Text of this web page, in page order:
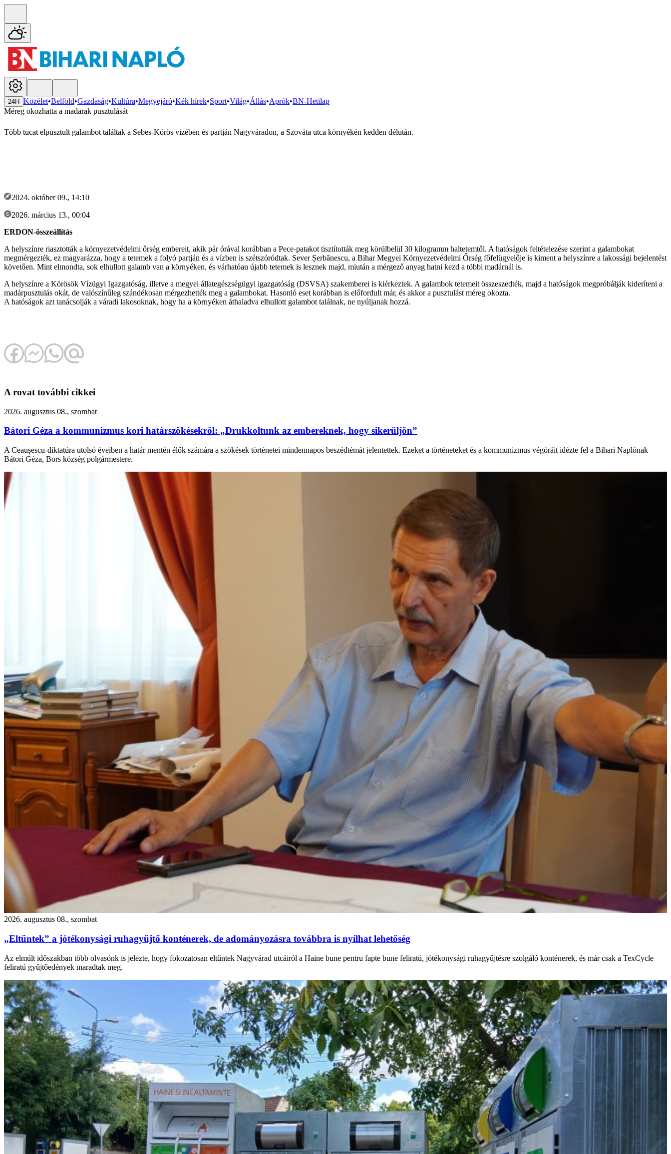
24H Közélet•Belföld•Gazdaság•Kultúra•Megyejáró•Kék hírek•Sport•Világ•Állás•Aprók•BN-Hetilap
Méreg okozhatta a madarak pusztulását
Több tucat elpusztult galambot találtak a Sebes-Körös vizében és partján Nagyváradon, a Szováta utca környékén kedden délután.
2024. október 09., 14:10
2026. március 13., 00:04
ERDON-összeállítás
A helyszínre riasztották a környezetvédelmi őrség embereit, akik pár órával korábban a Pece-patakot tisztították meg körülbelül 30 kilogramm haltetemtől. A hatóságok feltételezése szerint a galambokat
megmérgezték, ez magyarázza, hogy a tetemek a folyó partján és a vízben is szétszóródtak. Sever Șerbănescu, a Bihar Megyei Környezetvédelmi Őrség főfelügyelője is kiment a helyszínre a lakossági bejelentést
követően. Mint elmondta, sok elhullott galamb van a környéken, és várhatóan újabb tetemek is lesznek majd, miután a mérgező anyag hatni kezd a többi madárnál is.
A helyszínre a Körösök Vízügyi Igazgatóság, illetve a megyei állategészségügyi igazgatóság (DSVSA) szakemberei is kiérkeztek. A galambok tetemeit összeszedték, majd a hatóságok megpróbálják kideríteni a
madárpusztulás okát, de valószínűleg szándékosan mérgezhették meg a galambokat. Hasonló eset korábban is előfordult már, és akkor a pusztulást méreg okozta.
A hatóságok azt tanácsolják a váradi lakosoknak, hogy ha a környéken áthaladva elhullott galambot találnak, ne nyúljanak hozzá.
A rovat további cikkei
2026. augusztus 08., szombat
Bátori Géza a kommunizmus kori határszökésekről: „Drukkoltunk az embereknek, hogy sikerüljön”
A Ceaușescu-diktatúra utolsó éveiben a határ mentén élők számára a szökések történetei mindennapos beszédtémát jelentettek. Ezeket a történeteket és a kommunizmus végóráit idézte fel a Bihari Naplónak
Bátori Géza, Bors község polgármestere.
2026. augusztus 08., szombat
„Eltűntek” a jótékonysági ruhagyűjtő konténerek, de adományozásra továbbra is nyílhat lehetőség
Az elmúlt időszakban több olvasónk is jelezte, hogy fokozatosan eltűntek Nagyvárad utcáiról a Haine bune pentru fapte bune feliratú, jótékonysági ruhagyűjtésre szolgáló konténerek, és már csak a TexCycle
feliratú gyűjtőedények maradtak meg.